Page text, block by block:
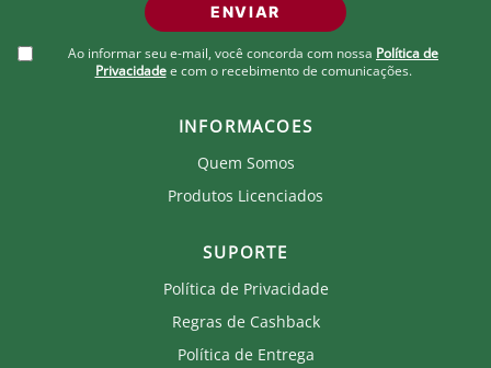
ENVIAR
Ao informar seu e-mail, você concorda com nossa Política de
Privacidade e com o recebimento de comunicações.
INFORMACOES
Quem Somos
Produtos Licenciados
SUPORTE
Política de Privacidade
Regras de Cashback
Política de Entrega